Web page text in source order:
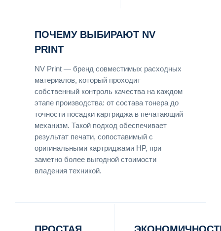
ПОЧЕМУ ВЫБИРАЮТ NV
PRINT
NV Print — бренд совместимых расходных
материалов, который проходит
собственный контроль качества на каждом
этапе производства: от состава тонера до
точности посадки картриджа в печатающий
механизм. Такой подход обеспечивает
результат печати, сопоставимый с
оригинальными картриджами HP, при
заметно более выгодной стоимости
владения техникой.
ПРОСТАЯ